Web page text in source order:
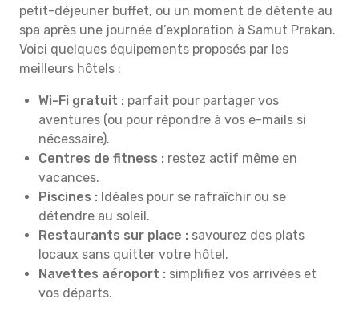
petit-déjeuner buffet, ou un moment de détente au
spa après une journée d’exploration à Samut Prakan.
Voici quelques équipements proposés par les
meilleurs hôtels :
Wi-Fi gratuit : parfait pour partager vos
aventures (ou pour répondre à vos e-mails si
nécessaire).
Centres de fitness : restez actif même en
vacances.
Piscines : Idéales pour se rafraîchir ou se
détendre au soleil.
Restaurants sur place : savourez des plats
locaux sans quitter votre hôtel.
Navettes aéroport : simplifiez vos arrivées et
vos départs.